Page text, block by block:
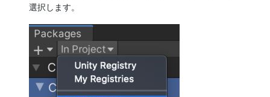
選択します。